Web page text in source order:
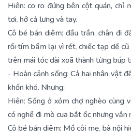
Hiên: co ro đứng bên cột quán, chỉ
tơi, hở cả lưng và tay.
Cô bé bán diêm: đầu trần, chân đi
rồi tím bầm lại vì rét, chiếc tạp dề
trên mái tóc dài xoã thành từng búp
- Hoàn cảnh sống: Cả hai nhân vật
khốn khó. Nhưng:
Hiên: Sống ở xóm chợ nghèo cùng
có nghề đi mò cua bắt ốc nhưng vẫn
Cô bé bán diêm: Mồ côi mẹ, bà nội